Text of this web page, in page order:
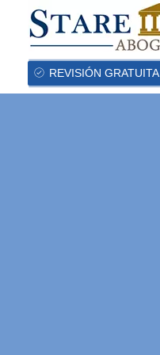
REVISIÓN GRATUITA